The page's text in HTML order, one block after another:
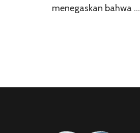
menegaskan bahwa …